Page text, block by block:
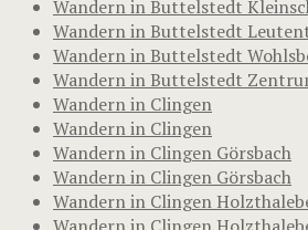
Wandern in Buttelstedt
Wandern in Buttelstedt
Wandern in Buttelstedt
Wandern in Buttelstedt
Wandern in Clingen
Wandern in Clingen
Wandern in Clingen Görsbach
Wandern in Clingen Görsbach
Wandern in Clingen